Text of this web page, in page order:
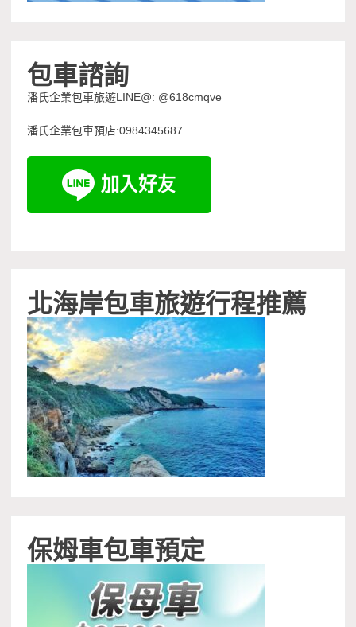
包車諮詢
潘氏企業包車旅遊LINE@: @618cmqve
潘氏企業包車預店:0984345687
北海岸包車旅遊行程推薦
保姆車包車預定